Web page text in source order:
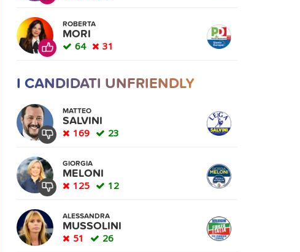
ROBERTA
MORI
64 31
I CANDIDATI UNFRIENDLY
MATTEO
SALVINI
169 23
GIORGIA
MELONI
125 12
ALESSANDRA
MUSSOLINI
51 26